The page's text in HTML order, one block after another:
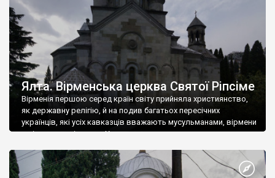
Ялта. Вірменська церква Святої Ріпсіме
Вірменія першою серед країн світу прийняла християнство,
як державну релігію, й на подив багатьох пересічних
українців, які усіх кавказців вважають мусульманами, вірмени
є відданими вірянами Христа